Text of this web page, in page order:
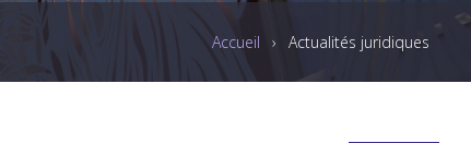
Accueil › Actualités juridiques